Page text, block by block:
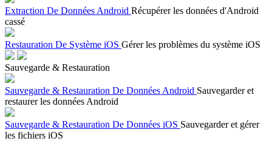
Extraction De Données Android Récupérer les données d'Android
cassé
Restauration De Système iOS Gérer les problèmes du système iOS
Sauvegarde & Restauration
Sauvegarde & Restauration De Données Android Sauvegarder et
restaurer les données Android
Sauvegarde & Restauration De Données iOS Sauvegarder et gérer
les fichiers iOS